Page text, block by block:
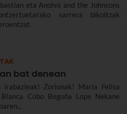
eta Anohni and the Johnsons
sarrera bikoitzak
bat denean
irabazleak! Zorionak! María Felisa
Cobo Begoña Lope Nekane